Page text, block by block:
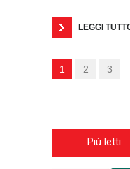
LEGGI
1 2 3
Più letti